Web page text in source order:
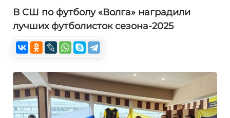
В СШ по футболу «Волга» наградили
лучших футболисток сезона-2025